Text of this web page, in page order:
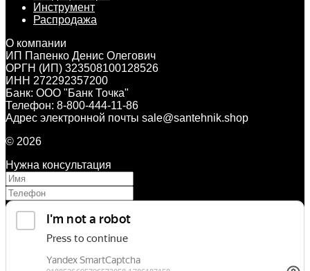
Инструмент
Распродажа
О компании
ИП Папенко Денис Олегович
ОРГН (ИП) 323508100128526
ИНН 272292357200
Банк: ООО "Банк Точка"
Телефон: 8-800-444-11-86
Адрес электронной почты sale@santehnik.shop
© 2026
Нужна консультация